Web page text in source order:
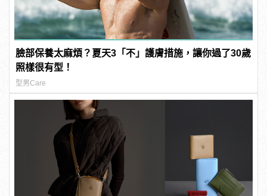
臉部保養太麻煩？夏天3「不」護膚措施，讓你過了30歲
照樣很有型！
型男Care